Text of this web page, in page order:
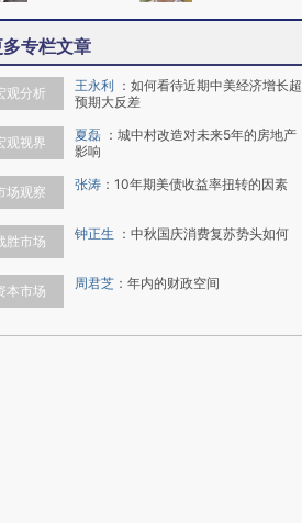
专栏文章
观分析 王永利 ： 如何看待近期中美经济增长超
预期大反差
观视界 夏磊 ： 城中村改造对未来5年的房地产
影响
场观察 张涛 ： 10年期美债收益率扭转的因素
胜市场 钟正生 ： 中秋国庆消费复苏势头如何
本市场 周君芝 ： 年内的财政空间